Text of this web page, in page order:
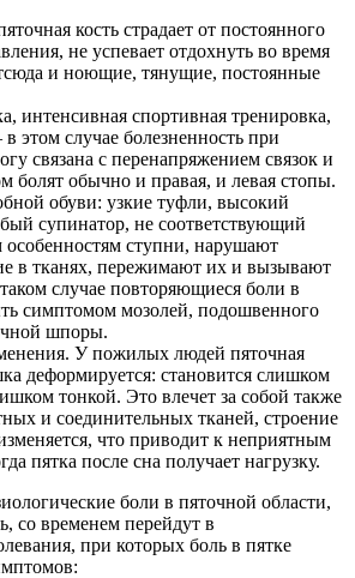
кость страдает от постоянного
не успевает отдохнуть во время
и ноющие, тянущие, постоянные
интенсивная спортивная тренировка,
в этом случае болезненность при
связана с перенапряжением связок и
обычно и правая, и левая стопы.
обуви: узкие туфли, высокий
супинатор, не соответствующий
особенностям ступни, нарушают
в тканях, пережимают их и вызывают
случае повторяющиеся боли в
симптомом мозолей, подошвенного
шпоры.
У пожилых людей пяточная
деформируется: становится слишком
тонкой. Это влечет за собой также
и соединительных тканей, строение
что приводит к неприятным
пятка после сна получает нагрузку.
боли в пяточной области,
со временем перейдут в
при которых боль в пятке